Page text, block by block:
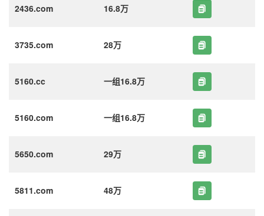
2436.com 16.8万
3735.com 28万
5160.cc 一组16.8万
5160.com 一组16.8万
5650.com 29万
5811.com 48万